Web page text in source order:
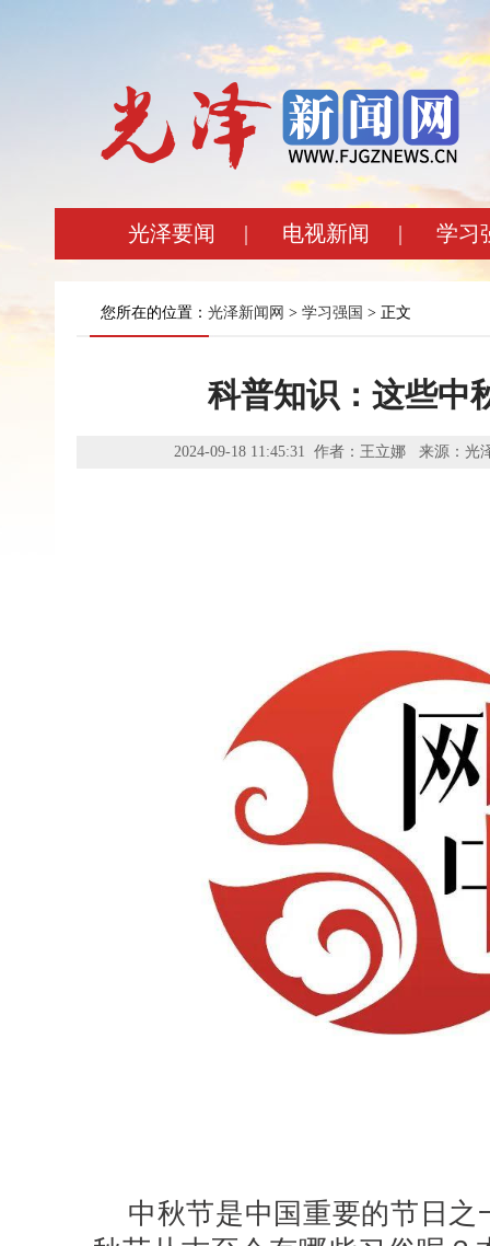
光泽要闻 | 电视新闻 | 学习
您所在的位置： 光泽新闻网 > 学习强国 > 正文
科普知识：这些中
2024-09-18 11:45:31 作者：王立娜 来源：
中秋节是中国重要的节日